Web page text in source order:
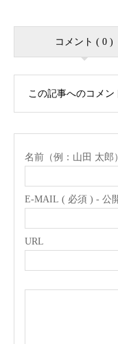
コメント ( 0 )
この記事へのコメン
名前（例：山田 太郎
E-MAIL ( 必須 ) - 公
URL